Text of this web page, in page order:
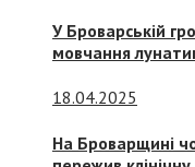
У Броварській
мовчання
18.04.2025
На Броварщині